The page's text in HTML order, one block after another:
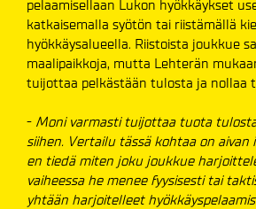
pelaamisellaan Lukon hyökkäykset
katkaisemalla syötön tai riistämällä
hyökkäysalueella. Riistoista joukkue
maalipaikkoja, mutta Lehterän
tuijottaa pelkästään tulosta ja nollaa
- Moni varmasti tuijottaa tuota
siihen. Vertailu tässä kohtaa on
en tiedä miten joku joukkue
vaiheessa he menee fyysisesti tai
yhtään harjoitelleet